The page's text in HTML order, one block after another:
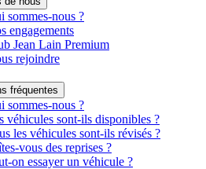
sommes-nous ?
engagements
Jean Lain Premium
rejoindre
fréquentes
sommes-nous ?
véhicules sont-ils disponibles ?
les véhicules sont-ils révisés ?
vous des reprises ?
on essayer un véhicule ?